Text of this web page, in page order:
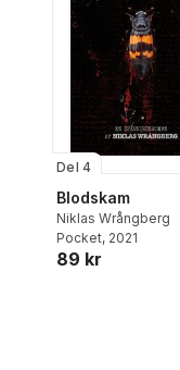
Del 4
Blodskam
Niklas Wrångberg
Pocket, 2021
89 kr